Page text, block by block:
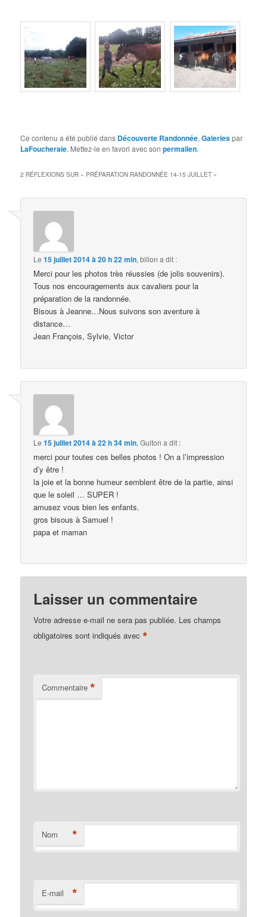
Ce contenu a été publié dans Découverte Randonnée,Galeriespar
LaFoucheraie. Mettez-le en favori avec sonpermalien.
2 RÉFLEXIONS SUR « PRÉPARATION RANDONNÉE 14-15 JUILLET »
Le15 juillet 2014 à 20 h 22 min,billon a dit :
Merci pour les photos très réussies (de jolis souvenirs).
Tous nos encouragements aux cavaliers pour la
préparation de la randonnée.
Bisous à Jeanne…Nous suivons son aventure à
distance…
Jean François, Sylvie, Victor
Le15 juillet 2014 à 22 h 34 min,Guiton a dit :
merci pour toutes ces belles photos ! On a l’impression
d’y être !
la joie et la bonne humeur semblent être de la partie, ainsi
que le soleil … SUPER !
amusez vous bien les enfants.
gros bisous à Samuel !
papa et maman
Laisser un commentaire
Votre adresse e-mail ne sera pas publiée. Les champs
obligatoires sont indiqués avec*
Commentaire *
Nom *
E-mail *